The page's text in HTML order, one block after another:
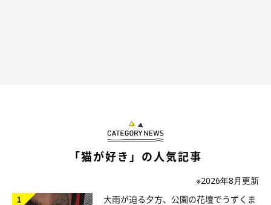
「猫が好き」の人気記事
※2026年8月更新
大雨が迫る夕方、公園の花壇でうずくま